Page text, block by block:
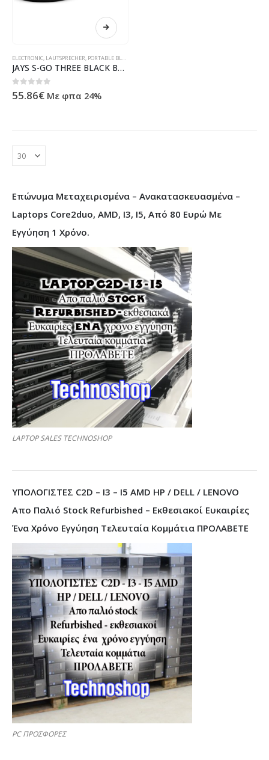
ELECTRONIC, LAUTSPRECHER, PORTABLE BLUETOOTH SPEAKER
JAYS S-GO THREE BLACK BT SPEAKER
0out of 5
55.86€ Με φπα 24%
Επώνυμα Μεταχειρισμένα – Ανακατασκευασμένα –
Laptops Core2duo, AMD, I3, I5, Από 80 Ευρώ Με
Εγγύηση 1 Χρόνο.
LAPTOP SALES TECHNOSHOP
ΥΠΟΛΟΓΙΣΤΕΣ C2D – I3 – I5 AMD HP / DELL / LENOVO
Απο Παλιό Stock Refurbished – Εκθεσιακοί Ευκαιρίες
Ένα Χρόνο Εγγύηση Τελευταία Κομμάτια ΠΡΟΛΑΒΕΤΕ
PC ΠΡΟΣΦΟΡΕΣ